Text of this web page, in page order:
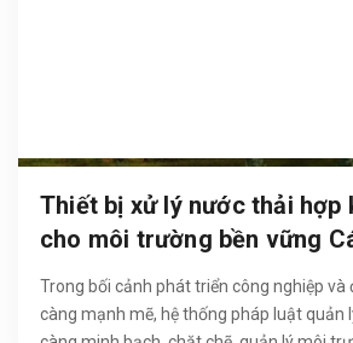
Thiết bị xử lý nước thải hợp
cho môi trường bền vững
thường lựa chọn năm 2025
Trong bối cảnh phát triển công nghiệp và
càng mạnh mẽ, hệ thống pháp luật quản